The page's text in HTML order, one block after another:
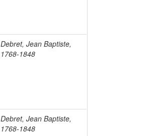
Debret, Jean Baptiste,
1768-1848
Debret, Jean Baptiste,
1768-1848